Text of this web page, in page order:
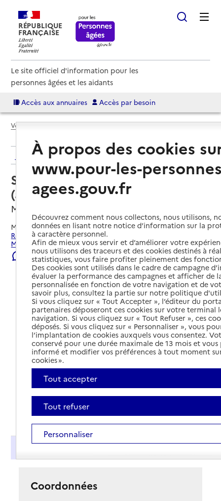
RÉPUBLIQUE
FRANÇAISE
Le site officiel d'information pour les
personnes âgées et les aidants
Accès aux annuaires Accès par besoin
Voir le fil d’Ariane
Retour aux résultats de l'annuaire
Service autonomie à domicile
(aide) – O2
Montbéliard, DOUBS
Mis à jour le22/07/2026
Rechercher les établissements et services autour de
Montbéliard.
Signaler une erreur
Coordonnées
À propos des cookies
www.pour-les-
agees.gouv.fr
Découvrez comment nous collectons, nous utilisons,
données en lisant notre notice d’information sur la
à caractère personnel.
Afin de mieux vous servir et d’améliorer votre
nous utilisons des traceurs et des cookies destinés à
statistiques, vous faire profiter pleinement des
Des cookies sont utilisés dans le cadre de campagne
évaluer la performance des campagnes et afficher de
personnalisée en fonction de votre navigation et de
savoir plus, consultez la partie sur notre politique
Si vous cliquez sur « Tout Accepter », l’éditeur du
partenaires déposeront ces cookies sur votre terminal
navigation. Si vous cliquez sur « Tout Refuser », ces
déposés. Si vous cliquez sur « Personnaliser », vous
l’implantation de cookies auxquels vous consentez.
conservé pour une durée maximale de 13 mois et
informé et modifier vos préférences à tout moment
cookies ».
Tout accepter
Tout refuser
Personnaliser